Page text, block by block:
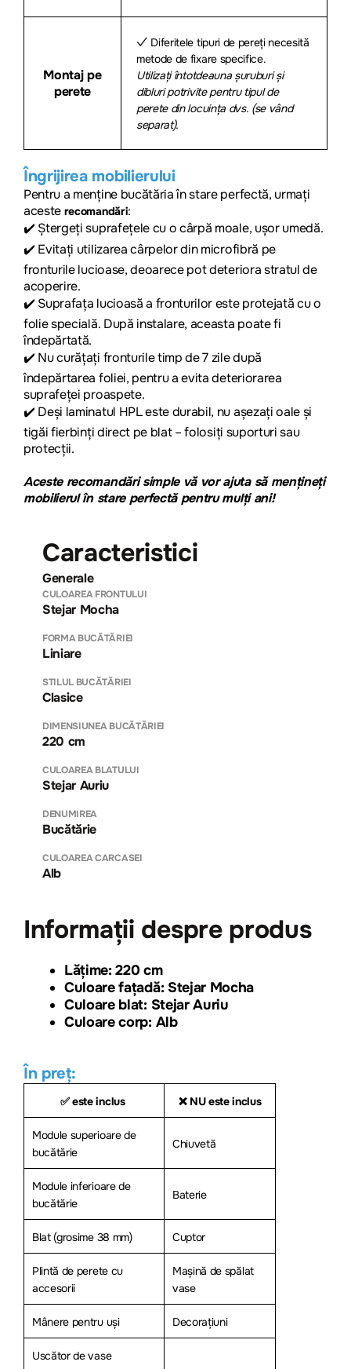
Montaj pe
perete
✓ Diferitele tipuri de pereți necesită
metode de fixare specifice.
Utilizați întotdeauna șuruburi și
dibluri potrivite pentru tipul de
perete din locuința dvs. (se vând
separat).
Îngrijirea mobilierului
Pentru a menține bucătăria în stare perfectă, urmați
aceste recomandări:
✔️ Ștergeți suprafețele cu o cârpă moale, ușor umedă.
✔️ Evitați utilizarea cârpelor din microfibră pe
fronturile lucioase, deoarece pot deteriora stratul de
acoperire.
✔️ Suprafața lucioasă a fronturilor este protejată cu o
folie specială. După instalare, aceasta poate fi
îndepărtată.
✔️ Nu curățați fronturile timp de 7 zile după
îndepărtarea foliei, pentru a evita deteriorarea
suprafeței proaspete.
✔️ Deși laminatul HPL este durabil, nu așezați oale și
tigăi fierbinți direct pe blat – folosiți suporturi sau
protecții.
Aceste recomandări simple vă vor ajuta să mențineți
mobilierul în stare perfectă pentru mulți ani!
Caracteristici
Generale
CULOAREA FRONTULUI
Stejar Mocha
FORMA BUCĂTĂRIEI
Liniare
STILUL BUCĂTĂRIEI
Clasice
DIMENSIUNEA BUCĂTĂRIEI
220 cm
CULOAREA BLATULUI
Stejar Auriu
DENUMIREA
Bucătărie
CULOAREA CARCASEI
Alb
Informații despre produs
Lățime: 220 cm
Culoare fațadă: Stejar Mocha
Culoare blat: Stejar Auriu
Culoare corp: Alb
În preț:
✅ este inclus ❌ NU este inclus
Module superioare de
bucătărie
Chiuvetă
Module inferioare de
bucătărie
Baterie
Blat (grosime 38 mm) Cuptor
Plintă de perete cu
accesorii
Mașină de spălat
vase
Mânere pentru uși Decorațiuni
Uscător de vase